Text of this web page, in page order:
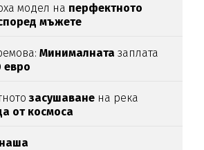
модел на перфектното
мъжете
Минималната заплата
евро
засушаване на река
от космоса